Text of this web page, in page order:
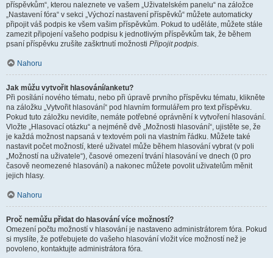
příspěvkům“, kterou naleznete ve vašem „Uživatelském panelu“ na záložce
„Nastavení fóra“ v sekci „Výchozí nastavení příspěvků“ můžete automaticky
připojit váš podpis ke všem vašim příspěvkům. Pokud to uděláte, můžete stále
zamezit připojení vašeho podpisu k jednotlivým příspěvkům tak, že během
psaní příspěvku zrušíte zaškrtnutí možnosti Připojit podpis.
Nahoru
Jak můžu vytvořit hlasování/anketu?
Při posílání nového tématu, nebo při úpravě prvního příspěvku tématu, klikněte
na záložku „Vytvořit hlasování“ pod hlavním formulářem pro text příspěvku.
Pokud tuto záložku nevidíte, nemáte potřebné oprávnění k vytvoření hlasování.
Vložte „Hlasovací otázku“ a nejméně dvě „Možnosti hlasování“, ujistěte se, že
je každá možnost napsaná v textovém poli na vlastním řádku. Můžete také
nastavit počet možností, které uživatel může během hlasování vybrat (v poli
„Možností na uživatele“), časové omezení trvání hlasování ve dnech (0 pro
časově neomezené hlasování) a nakonec můžete povolit uživatelům měnit
jejich hlasy.
Nahoru
Proč nemůžu přidat do hlasování více možností?
Omezení počtu možností v hlasování je nastaveno administrátorem fóra. Pokud
si myslíte, že potřebujete do vašeho hlasování vložit více možností než je
povoleno, kontaktujte administrátora fóra.